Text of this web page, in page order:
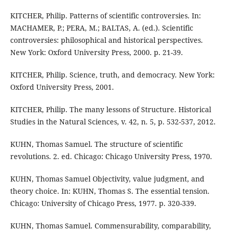
KITCHER, Philip. Patterns of scientific controversies. In:
MACHAMER, P.; PERA, M.; BALTAS, A. (ed.). Scientific
controversies: philosophical and historical perspectives.
New York: Oxford University Press, 2000. p. 21-39.
KITCHER, Philip. Science, truth, and democracy. New York:
Oxford University Press, 2001.
KITCHER, Philip. The many lessons of Structure. Historical
Studies in the Natural Sciences, v. 42, n. 5, p. 532-537, 2012.
KUHN, Thomas Samuel. The structure of scientific
revolutions. 2. ed. Chicago: Chicago University Press, 1970.
KUHN, Thomas Samuel Objectivity, value judgment, and
theory choice. In: KUHN, Thomas S. The essential tension.
Chicago: University of Chicago Press, 1977. p. 320-339.
KUHN, Thomas Samuel. Commensurability, comparability,